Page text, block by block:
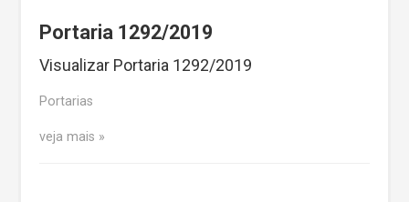
Portaria 1292/2019
Visualizar Portaria 1292/2019
Portarias
veja mais